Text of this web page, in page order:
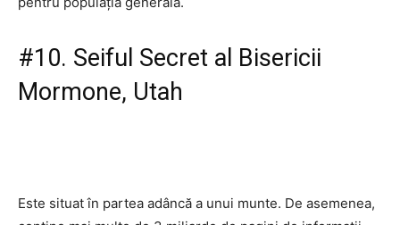
#10. Seiful Secret al Bisericii
Mormone, Utah
Este situat în partea adâncă a unui munte. De asemenea,